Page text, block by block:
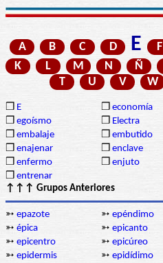
A B C D E F
K
L M N Ñ
T
U V W
❒ E ❒ economía
❒ egoísmo ❒ Electra
❒ embalaje ❒ embutido
❒ enajenar ❒ enclave
❒ enfermo ❒ enjuto
❒ entrenar
↑↑↑ Grupos Anteriores
➳ epazote ➳ epéndimo
➳ épica ➳ epicanto
➳ epicentro ➳ epicúreo
➳ epidermis ➳ epidídimo